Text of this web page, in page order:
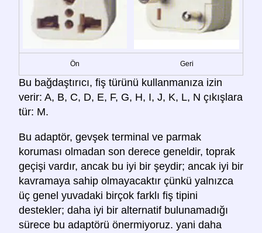
Ön Geri
Bu bağdaştırıcı, fiş türünü kullanmanıza izin
verir: A, B, C, D, E, F, G, H, I, J, K, L, N çıkışlara
tür: M.
Bu adaptör, gevşek terminal ve parmak
koruması olmadan son derece geneldir, toprak
geçişi vardır, ancak bu iyi bir şeydir; ancak iyi bir
kavramaya sahip olmayacaktır çünkü yalnızca
üç genel yuvadaki birçok farklı fiş tipini
destekler; daha iyi bir alternatif bulunamadığı
sürece bu adaptörü önermiyoruz. yani daha